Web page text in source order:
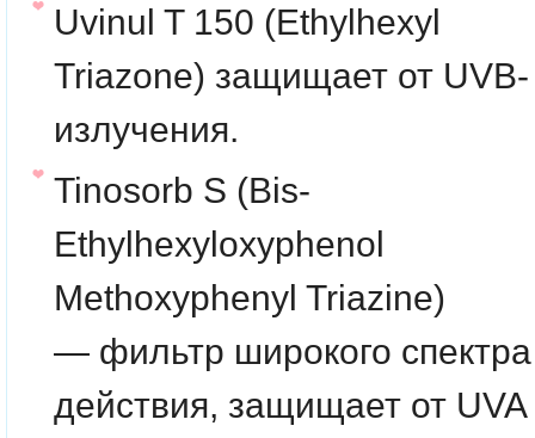
Uvinul T 150 (Ethylhexyl
Triazone) защищает от UVB-
излучения.
Tinosorb S (Bis-
Ethylhexyloxyphenol
Methoxyphenyl Triazine)
— фильтр широкого спектра
действия, защищает от UVA